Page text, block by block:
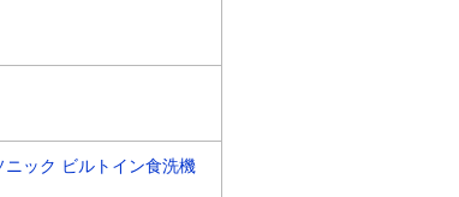
ニック ビルトイン食洗機